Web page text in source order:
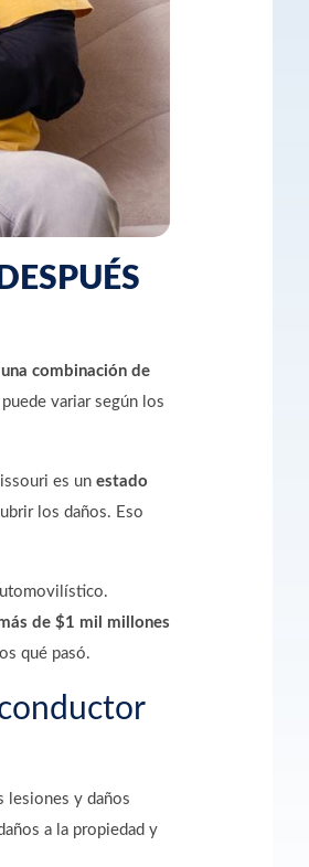
una combinación de
variar según los
es un estado
los daños. Eso
de $1 mil millones
qué pasó.
lesiones y daños
a la propiedad y